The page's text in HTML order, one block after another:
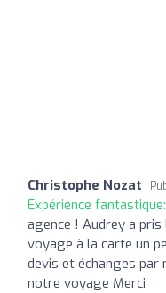
Christophe Nozat
Expérience fantastique:
agence ! Audrey a
voyage à la carte un
devis et échanges par
notre voyage Merci